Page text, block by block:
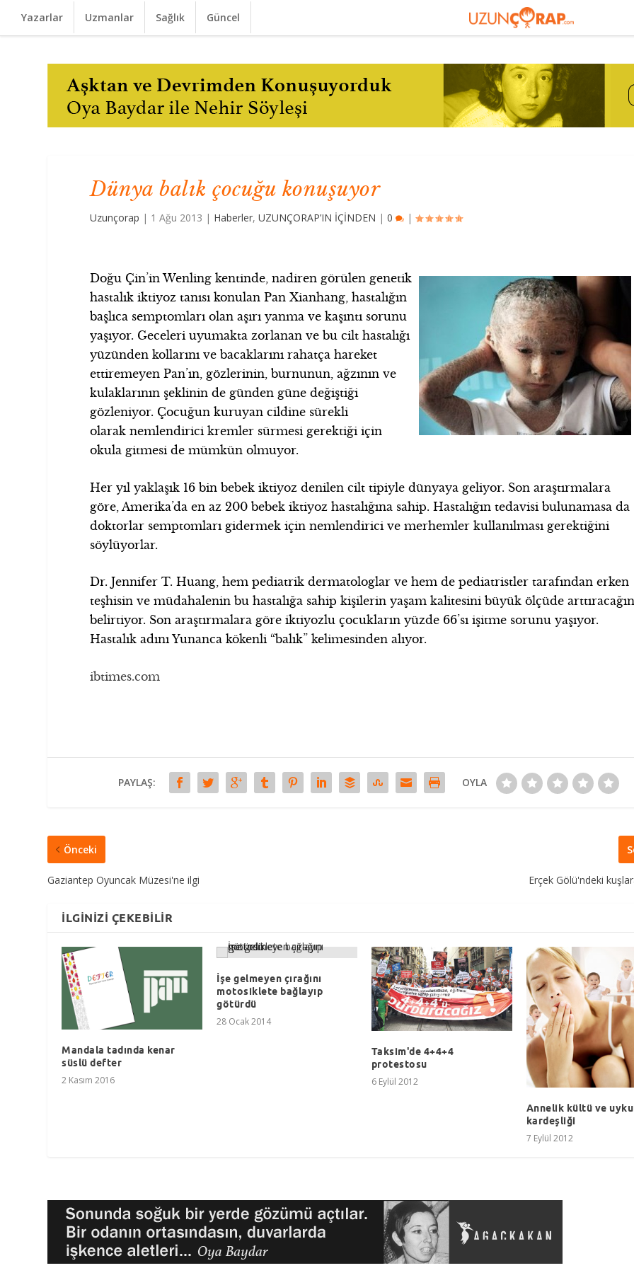
Yazarlar Uzmanlar Sağlık Güncel
Dünya balık çocuğu konuşuyor
Uzunçorap | 1 Ağu 2013 | Haberler,UZUNÇORAP’IN İÇİNDEN |0 |
Doğu Çin’in Wenling kentinde, nadiren görülen genetik
hastalık iktiyoz tanısı konulan Pan Xianhang, hastalığın
başlıca semptomları olan aşırı yanma ve kaşıntı sorunu
yaşıyor. Geceleri uyumakta zorlanan ve bu cilt hastalığı
yüzünden kollarını ve bacaklarını rahatça hareket
ettiremeyen Pan’ın, gözlerinin, burnunun, ağzının ve
kulaklarının şeklinin de günden güne değiştiği
gözleniyor. Çocuğun kuruyan cildine sürekli
olarak nemlendirici kremler sürmesi gerektiği için
okula gitmesi de mümkün olmuyor.
Her yıl yaklaşık 16 bin bebek iktiyoz denilen cilt tipiyle dünyaya geliyor. Son araştırmalara
göre, Amerika’da en az 200 bebek iktiyoz hastalığına sahip. Hastalığın tedavisi bulunamasa da
doktorlar semptomları gidermek için nemlendirici ve merhemler kullanılması gerektiğini
söylüyorlar.
Dr. Jennifer T. Huang, hem pediatrik dermatologlar ve hem de pediatristler tarafından erken
teşhisin ve müdahalenin bu hastalığa sahip kişilerin yaşam kalitesini büyük ölçüde
belirtiyor. Son araştırmalara göre iktiyozlu çocukların yüzde 66’sı işitme sorunu yaşıyor.
Hastalık adını Yunanca kökenli “balık” kelimesinden alıyor.
ibtimes.com
PAYLAŞ: OYLA
Önceki
Gaziantep Oyuncak Müzesi'ne ilgi Erçek Gölü'ndeki
İLGINIZI ÇEKEBILIR
Mandala tadında kenar
süslü defter
2 Kasım 2016
İşe gelmeyen çırağını
motosiklete bağlayıp
götürdü
28 Ocak 2014
Taksim'de 4+4+4
protestosu
6 Eylül 2012
Annelik kültü ve uyku
kardeşliği
7 Eylül 2012